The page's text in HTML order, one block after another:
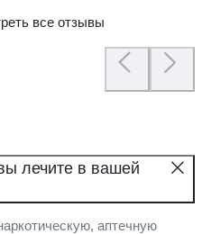
все отзывы
лечите в вашей
аптечную